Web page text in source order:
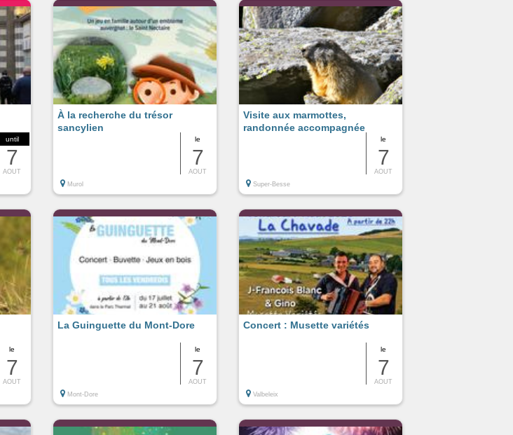
until
7
AOUT
le
7
AOUT
À la recherche du trésor
sancylien
Murol
le
7
AOUT
Visite aux marmottes,
randonnée accompagnée
Super-Besse
le
7
AOUT
le
7
AOUT
La Guinguette du Mont-Dore
Mont-Dore
le
7
AOUT
Concert : Musette variétés
Valbeleix